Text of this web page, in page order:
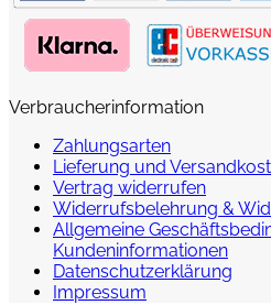
Verbraucherinformation
Zahlungsarten
Lieferung und
Vertrag widerrufen
Widerrufsbelehrung &
Allgemeine
Kundeninformationen
Datenschutzerklärung
Impressum